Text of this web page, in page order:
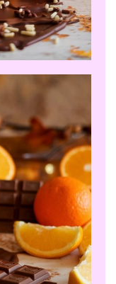
que
la
web,
se
el sitio
de
que